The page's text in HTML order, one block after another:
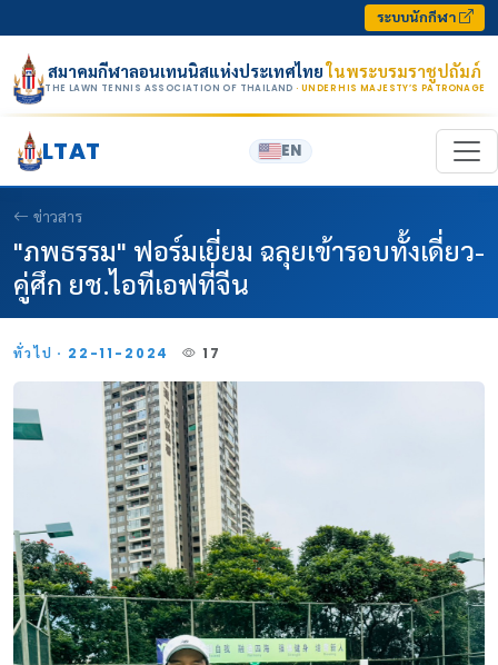
ระบบนักกีฬา
สมาคมกีฬาลอนเทนนิสแห่งประเทศไทยในพระบรมราชูปถัมภ์
THE LAWN TENNIS ASSOCIATION OF THAILAND · UNDER HIS MAJESTY’S PATRONAGE
LTAT EN
ข่าวสาร
"ภพธรรม" ฟอร์มเยี่ยม ฉลุยเข้ารอบทั้งเดี่ยว-
คู่ศึก ยช.ไอทีเอฟที่จีน
ทั่วไป · 22-11-2024 17